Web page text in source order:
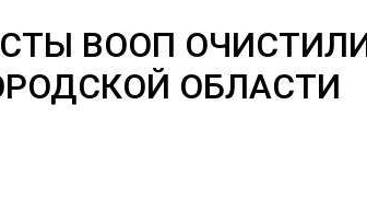
ВООП
ОБЛАСТИ